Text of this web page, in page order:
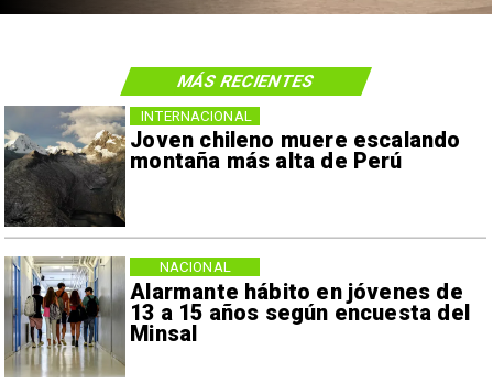
Joven chileno muere escalando
montaña más alta de Perú
INTERNACIONAL
Alarmante hábito en jóvenes de
13 a 15 años según encuesta del
Minsal
NACIONAL
MÁS RECIENTES